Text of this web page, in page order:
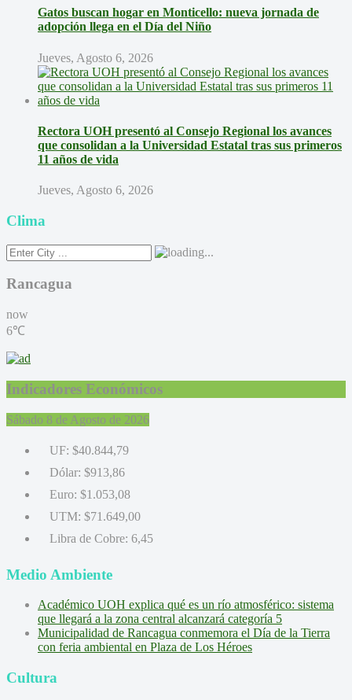
Gatos buscan hogar en Monticello: nueva jornada de
adopción llega en el Día del Niño
Jueves, Agosto 6, 2026
Rectora UOH presentó al Consejo Regional los avances
que consolidan a la Universidad Estatal tras sus primeros
11 años de vida
Jueves, Agosto 6, 2026
Clima
Rancagua
now
6℃
Indicadores Económicos
Sábado 8 de Agosto de 2026
UF: $40.844,79
Dólar: $913,86
Euro: $1.053,08
UTM: $71.649,00
Libra de Cobre: 6,45
Medio Ambiente
Académico UOH explica qué es un río atmosférico: sistema
que llegará a la zona central alcanzará categoría 5
Municipalidad de Rancagua conmemora el Día de la Tierra
con feria ambiental en Plaza de Los Héroes
Cultura